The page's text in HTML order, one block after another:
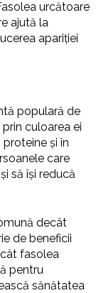
urcătoare
ajută la
apariției
populară de
culoarea ei
și în
care
să își reducă
decât
de beneficii
fasolea
pentru
sănătatea